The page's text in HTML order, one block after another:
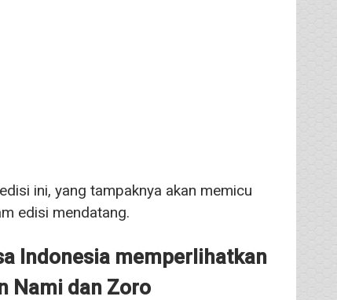
ini, yang tampaknya akan memicu
edisi mendatang.
Indonesia memperlihatkan
Nami dan Zoro